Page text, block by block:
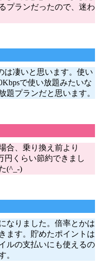
プランだったので、迷わ
は凄いと思います。使い
で使い放題みたいな
題プランだと思います。
合、乗り換え前より
円くらい節約できまし
(^_-)
なりました。倍率とかは
ます。貯めたポイントは
ルの支払いにも使えるの
。